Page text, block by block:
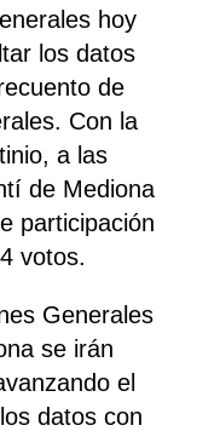
hoy
los datos
de
Con la
a las
de Mediona
participación
votos.
Generales
se irán
el
datos con